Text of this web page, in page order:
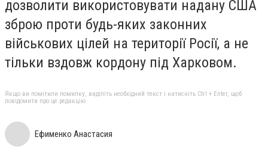
дозволити використовувати надану США
зброю проти будь-яких законних
військових цілей на території Росії, а не
тільки вздовж кордону під Харковом.
Якщо ви помітили помилку, виділіть необхідний текст і натисніть Ctrl + Enter, щоб
повідомити про це редакцію
Ефименко Анастасия